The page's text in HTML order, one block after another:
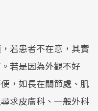
若患者不在意，其實
若是因為外觀不好
，如長在關節處、肌
求皮膚科、一般外科